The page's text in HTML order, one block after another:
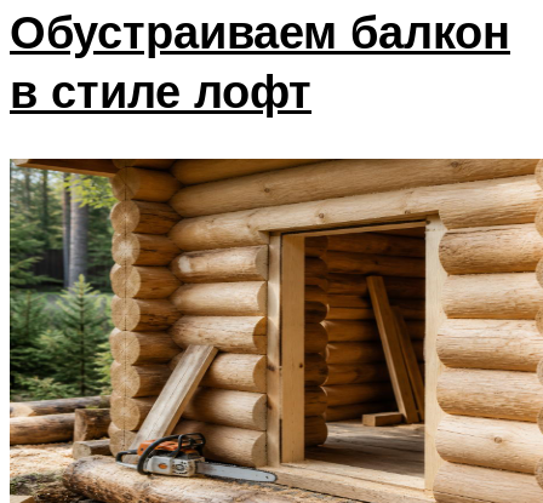
Обустраиваем балкон
в стиле лофт